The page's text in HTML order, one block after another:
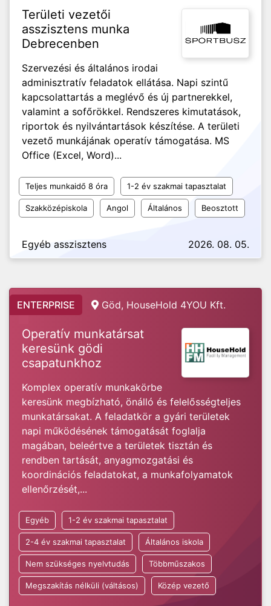
Területi vezetői
asszisztens munka
Debrecenben
Szervezési és általános irodai
adminisztratív feladatok ellátása. Napi szintű
kapcsolattartás a meglévő és új partnerekkel,
valamint a sofőrökkel. Rendszeres kimutatások,
riportok és nyilvántartások készítése. A területi
vezető munkájának operatív támogatása. MS
Office (Excel, Word)...
Teljes munkaidő 8 óra 1-2 év szakmai tapasztalat
Szakközépiskola Angol Általános Beosztott
Egyéb asszisztens 2026. 08. 05.
ENTERPRISE Göd, HouseHold 4YOU Kft.
Operatív munkatársat
keresünk gödi
csapatunkhoz
Komplex operatív munkakörbe
keresünk megbízható, önálló és felelősségteljes
munkatársakat. A feladatkör a gyári területek
napi működésének támogatását foglalja
magában, beleértve a területek tisztán és
rendben tartását, anyagmozgatási és
koordinációs feladatokat, a munkafolyamatok
ellenőrzését,...
Egyéb 1-2 év szakmai tapasztalat
2-4 év szakmai tapasztalat Általános iskola
Nem szükséges nyelvtudás Többműszakos
Megszakítás nélküli (váltásos) Közép vezető